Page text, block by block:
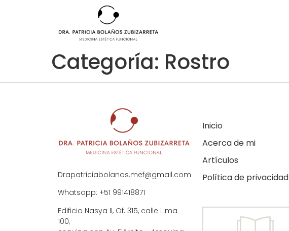
Categoría: Rostro
Drapatriciabolanos.mef@gmail.com
Whatsapp: +51 991418871
Edificio Nasya II, Of. 315, calle Lima
100;
Inicio
Acerca de mi
Artículos
Política de privacidad